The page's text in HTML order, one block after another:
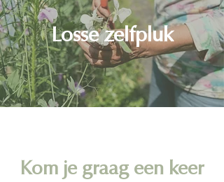
Losse zelfpluk
Kom je graag een keer